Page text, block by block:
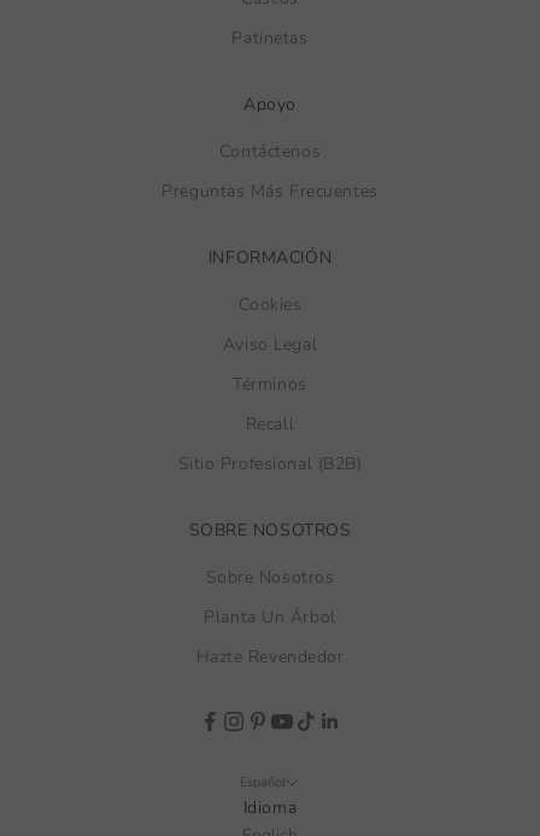
Patinetas
Apoyo
Contáctenos
Preguntas Más Frecuentes
INFORMACIÓN
Cookies
Aviso Legal
Términos
Recall
Sitio Profesional (B2B)
SOBRE NOSOTROS
Sobre Nosotros
Planta Un Árbol
Hazte Revendedor
Español
Idioma